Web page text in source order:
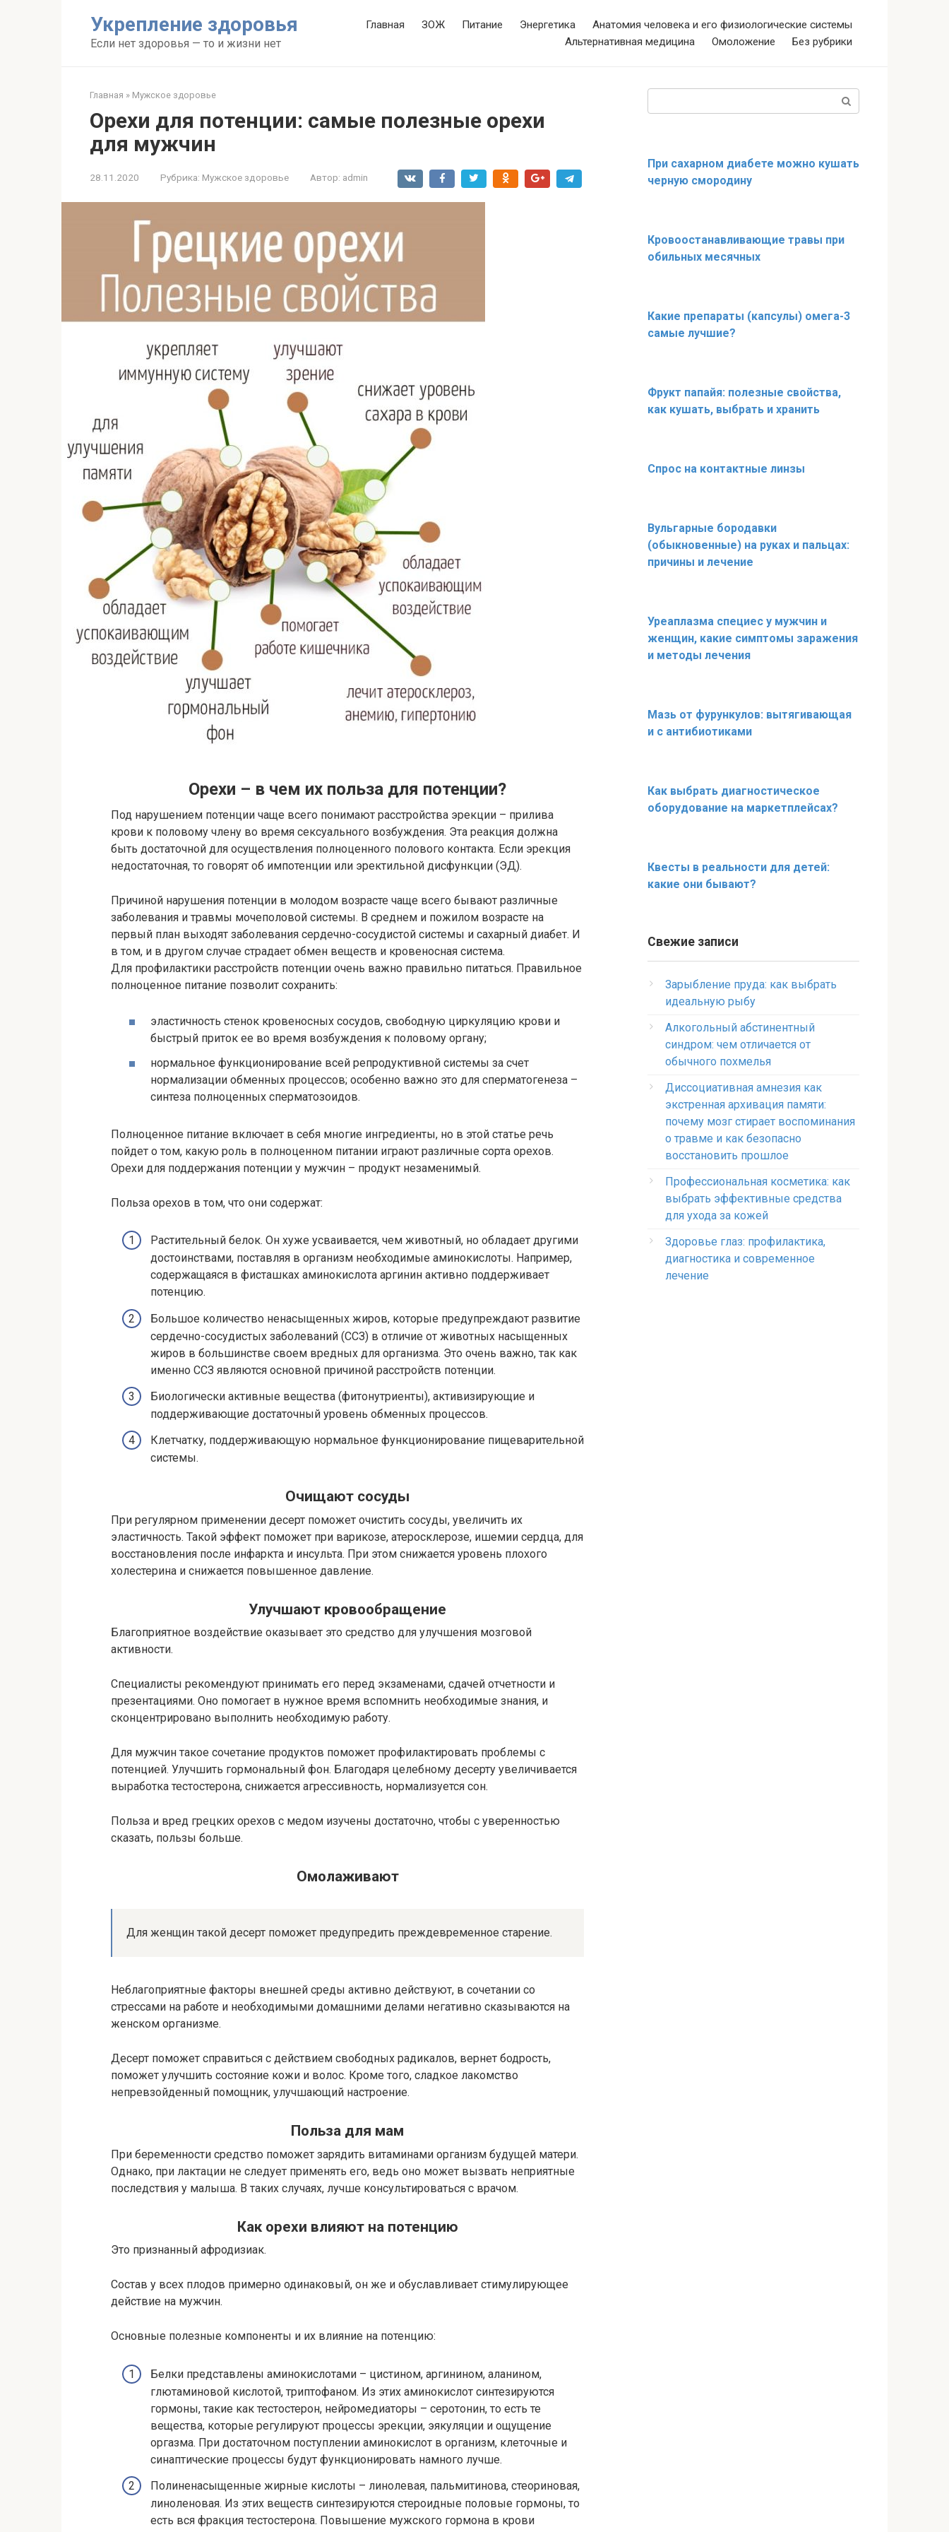
Укрепление здоровья
Если нет здоровья — то и жизни нет
Главная ЗОЖ Питание Энергетика
Анатомия человека и его физиологические системы
Альтернативная медицина
Омоложение Без рубрики
Главная » Мужское здоровье
Орехи для потенции: самые полезные орехи
для мужчин
28.11.2020 Рубрика: Мужское здоровье Автор: admin
Орехи – в чем их польза для потенции?
Под нарушением потенции чаще всего понимают расстройства эрекции – прилива
крови к половому члену во время сексуального возбуждения. Эта реакция должна
быть достаточной для осуществления полноценного полового контакта. Если эрекция
недостаточная, то говорят об импотенции или эректильной дисфункции (ЭД).
Причиной нарушения потенции в молодом возрасте чаще всего бывают различные
заболевания и травмы мочеполовой системы. В среднем и пожилом возрасте на
первый план выходят заболевания сердечно-сосудистой системы и сахарный диабет. И
в том, и в другом случае страдает обмен веществ и кровеносная система.
Для профилактики расстройств потенции очень важно правильно питаться. Правильное
полноценное питание позволит сохранить:
эластичность стенок кровеносных сосудов, свободную циркуляцию крови и
быстрый приток ее во время возбуждения к половому органу;
нормальное функционирование всей репродуктивной системы за счет
нормализации обменных процессов; особенно важно это для сперматогенеза –
синтеза полноценных сперматозоидов.
Полноценное питание включает в себя многие ингредиенты, но в этой статье речь
пойдет о том, какую роль в полноценном питании играют различные сорта орехов.
Орехи для поддержания потенции у мужчин – продукт незаменимый.
Польза орехов в том, что они содержат:
Растительный белок. Он хуже усваивается, чем животный, но обладает другими
достоинствами, поставляя в организм необходимые аминокислоты. Например,
содержащаяся в фисташках аминокислота аргинин активно поддерживает
потенцию.
Большое количество ненасыщенных жиров, которые предупреждают развитие
сердечно-сосудистых заболеваний (ССЗ) в отличие от животных насыщенных
жиров в большинстве своем вредных для организма. Это очень важно, так как
именно ССЗ являются основной причиной расстройств потенции.
Биологически активные вещества (фитонутриенты), активизирующие и
поддерживающие достаточный уровень обменных процессов.
Клетчатку, поддерживающую нормальное функционирование пищеварительной
системы.
Очищают сосуды
При регулярном применении десерт поможет очистить сосуды, увеличить их
эластичность. Такой эффект поможет при варикозе, атеросклерозе, ишемии сердца, для
восстановления после инфаркта и инсульта. При этом снижается уровень плохого
холестерина и снижается повышенное давление.
Улучшают кровообращение
Благоприятное воздействие оказывает это средство для улучшения мозговой
активности.
Специалисты рекомендуют принимать его перед экзаменами, сдачей отчетности и
презентациями. Оно помогает в нужное время вспомнить необходимые знания, и
сконцентрировано выполнить необходимую работу.
Для мужчин такое сочетание продуктов поможет профилактировать проблемы с
потенцией. Улучшить гормональный фон. Благодаря целебному десерту увеличивается
выработка тестостерона, снижается агрессивность, нормализуется сон.
Польза и вред грецких орехов с медом изучены достаточно, чтобы с уверенностью
сказать, пользы больше.
Омолаживают
Для женщин такой десерт поможет предупредить преждевременное старение.
Неблагоприятные факторы внешней среды активно действуют, в сочетании со
стрессами на работе и необходимыми домашними делами негативно сказываются на
женском организме.
Десерт поможет справиться с действием свободных радикалов, вернет бодрость,
поможет улучшить состояние кожи и волос. Кроме того, сладкое лакомство
непревзойденный помощник, улучшающий настроение.
Польза для мам
При беременности средство поможет зарядить витаминами организм будущей матери.
Однако, при лактации не следует применять его, ведь оно может вызвать неприятные
последствия у малыша. В таких случаях, лучше консультироваться с врачом.
Как орехи влияют на потенцию
Это признанный афродизиак.
Состав у всех плодов примерно одинаковый, он же и обуславливает стимулирующее
действие на мужчин.
Основные полезные компоненты и их влияние на потенцию:
Белки представлены аминокислотами – цистином, аргинином, аланином,
глютаминовой кислотой, триптофаном. Из этих аминокислот синтезируются
гормоны, такие как тестостерон, нейромедиаторы – серотонин, то есть те
вещества, которые регулируют процессы эрекции, эякуляции и ощущение
оргазма. При достаточном поступлении аминокислот в организм, клеточные и
синаптические процессы будут функционировать намного лучше.
Полиненасыщенные жирные кислоты – линолевая, пальмитинова, стеориновая,
линоленовая. Из этих веществ синтезируются стероидные половые гормоны, то
есть вся фракция тестостерона. Повышение мужского гормона в крови
При сахарном диабете можно кушать
черную смородину
Кровоостанавливающие травы при
обильных месячных
Какие препараты (капсулы) омега-3
самые лучшие?
Фрукт папайя: полезные свойства,
как кушать, выбрать и хранить
Спрос на контактные линзы
Вульгарные бородавки
(обыкновенные) на руках и пальцах:
причины и лечение
Уреаплазма специес у мужчин и
женщин, какие симптомы заражения
и методы лечения
Мазь от фурункулов: вытягивающая
и с антибиотиками
Как выбрать диагностическое
оборудование на маркетплейсах?
Квесты в реальности для детей:
какие они бывают?
Свежие записи
Зарыбление пруда: как выбрать
идеальную рыбу
Алкогольный абстинентный
синдром: чем отличается от
обычного похмелья
Диссоциативная амнезия как
экстренная архивация памяти:
почему мозг стирает воспоминания
о травме и как безопасно
восстановить прошлое
Профессиональная косметика: как
выбрать эффективные средства
для ухода за кожей
Здоровье глаз: профилактика,
диагностика и современное
лечение